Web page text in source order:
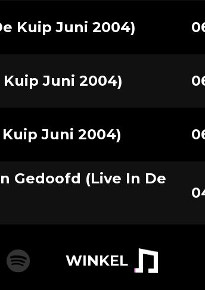
Kuip Juni 2004)
Juni 2004)
Juni 2004)
Gedoofd (Live In De
WINKEL